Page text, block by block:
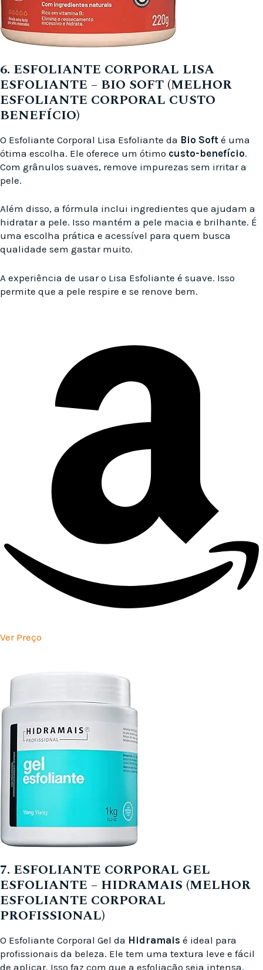
6. ESFOLIANTE CORPORAL LISA
ESFOLIANTE – BIO SOFT (MELHOR
ESFOLIANTE CORPORAL CUSTO
BENEFÍCIO)
O Esfoliante Corporal Lisa Esfoliante da Bio Soft é uma
ótima escolha. Ele oferece um ótimo custo-benefício.
Com grânulos suaves, remove impurezas sem irritar a
pele.
Além disso, a fórmula inclui ingredientes que ajudam a
hidratar a pele. Isso mantém a pele macia e brilhante. É
uma escolha prática e acessível para quem busca
qualidade sem gastar muito.
A experiência de usar o Lisa Esfoliante é suave. Isso
permite que a pele respire e se renove bem.
Ver Preço
7. ESFOLIANTE CORPORAL GEL
ESFOLIANTE – HIDRAMAIS (MELHOR
ESFOLIANTE CORPORAL
PROFISSIONAL)
O Esfoliante Corporal Gel da Hidramais é ideal para
profissionais da beleza. Ele tem uma textura leve e fácil
de aplicar. Isso faz com que a esfoliação seja intensa,